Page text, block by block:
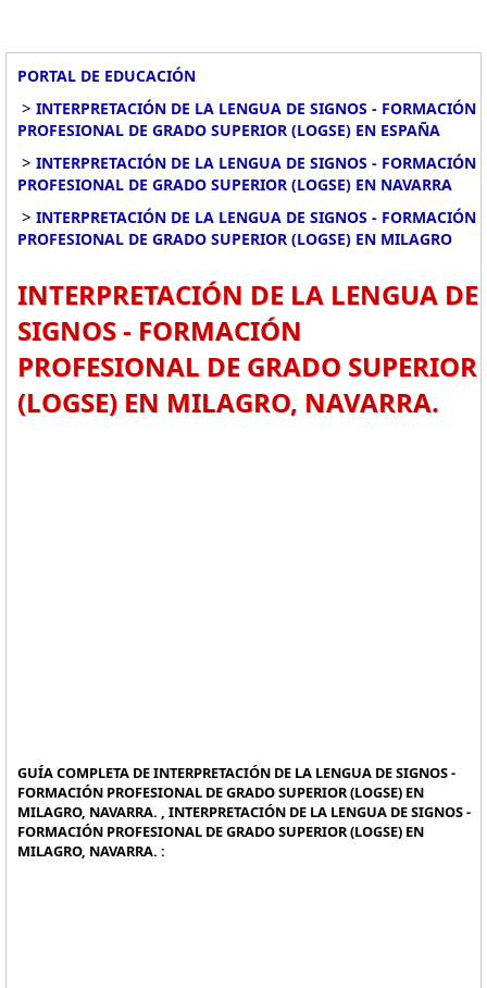
PORTAL DE EDUCACIÓN
> INTERPRETACIÓN DE LA LENGUA DE SIGNOS - FORMACIÓN
PROFESIONAL DE GRADO SUPERIOR (LOGSE) EN ESPAÑA
> INTERPRETACIÓN DE LA LENGUA DE SIGNOS - FORMACIÓN
PROFESIONAL DE GRADO SUPERIOR (LOGSE) EN NAVARRA
> INTERPRETACIÓN DE LA LENGUA DE SIGNOS - FORMACIÓN
PROFESIONAL DE GRADO SUPERIOR (LOGSE) EN MILAGRO
INTERPRETACIÓN DE LA LENGUA DE
SIGNOS - FORMACIÓN
PROFESIONAL DE GRADO SUPERIOR
(LOGSE) EN MILAGRO, NAVARRA.
GUÍA COMPLETA DE INTERPRETACIÓN DE LA LENGUA DE SIGNOS -
FORMACIÓN PROFESIONAL DE GRADO SUPERIOR (LOGSE) EN
MILAGRO, NAVARRA. , INTERPRETACIÓN DE LA LENGUA DE SIGNOS -
FORMACIÓN PROFESIONAL DE GRADO SUPERIOR (LOGSE) EN
MILAGRO, NAVARRA. :